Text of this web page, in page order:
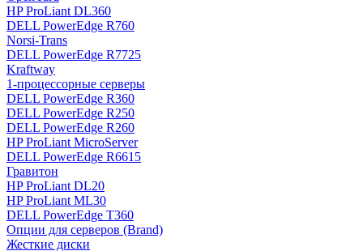
HP ProLiant DL360
DELL PowerEdge R760
Norsi-Trans
DELL PowerEdge R7725
Kraftway
1-процессорные серверы
DELL PowerEdge R360
DELL PowerEdge R250
DELL PowerEdge R260
HP ProLiant MicroServer
DELL PowerEdge R6615
Гравитон
HP ProLiant DL20
HP ProLiant ML30
DELL PowerEdge T360
Опции для серверов (Brand)
Жесткие диски